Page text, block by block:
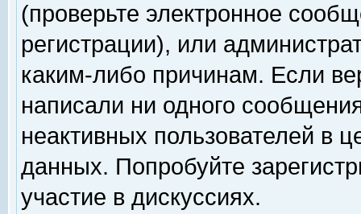
(проверьте электронное
регистрации), или
каким-либо причинам. Если
написали ни одного
неактивных пользователей в
данных. Попробуйте
участие в дискуссиях.